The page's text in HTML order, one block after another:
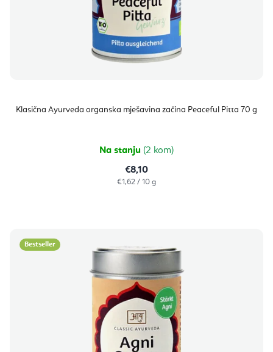
Klasična Ayurveda organska mješavina začina Peaceful Pitta 70 g
Na stanju (2 kom)
€8,10
Izračunaj
€1,62 / 10 g
Bestseller